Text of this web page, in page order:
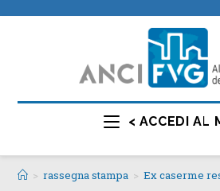
< ACCEDI AL
> rassegna stampa > Ex caserme